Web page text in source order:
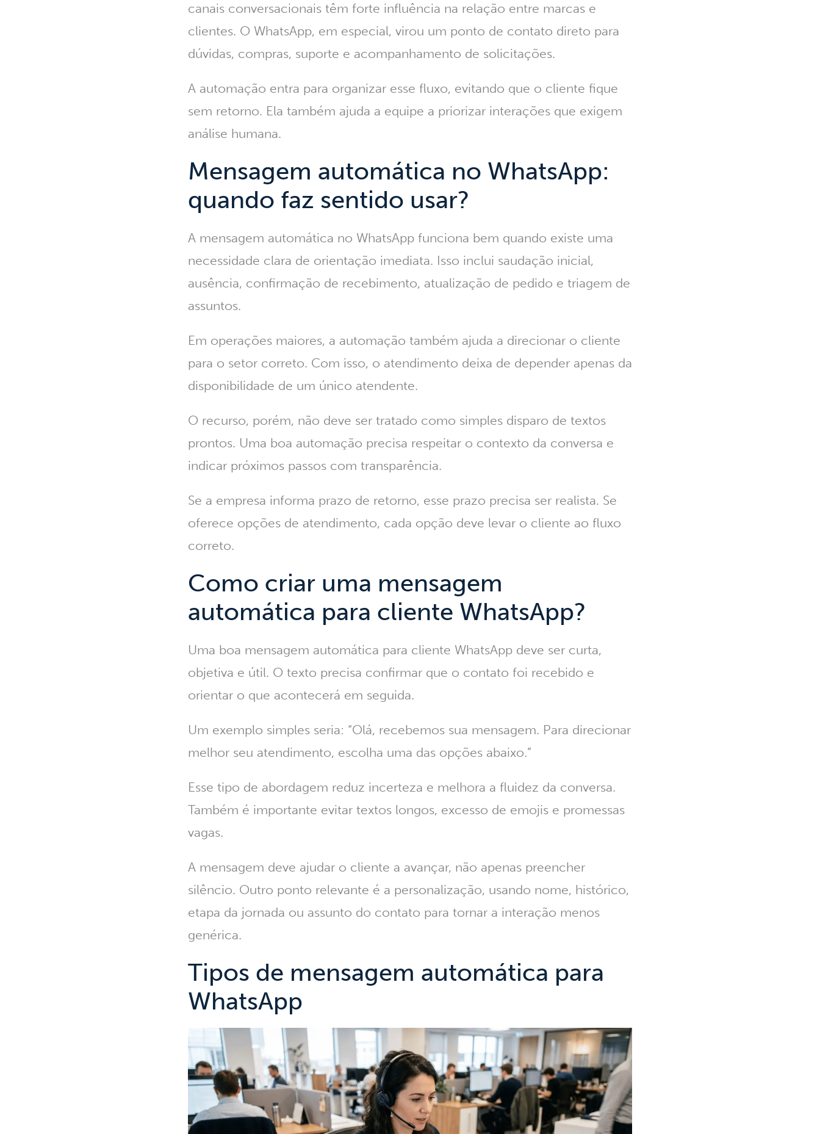
canais conversacionais têm forte influência na relação entre marcas e
clientes. O WhatsApp, em especial, virou um ponto de contato direto para
dúvidas, compras, suporte e acompanhamento de solicitações.
A automação entra para organizar esse fluxo, evitando que o cliente fique
sem retorno. Ela também ajuda a equipe a priorizar interações que exigem
análise humana.
Mensagem automática no WhatsApp:
quando faz sentido usar?
A mensagem automática no WhatsApp funciona bem quando existe uma
necessidade clara de orientação imediata. Isso inclui saudação inicial,
ausência, confirmação de recebimento, atualização de pedido e triagem de
assuntos.
Em operações maiores, a automação também ajuda a direcionar o cliente
para o setor correto. Com isso, o atendimento deixa de depender apenas da
disponibilidade de um único atendente.
O recurso, porém, não deve ser tratado como simples disparo de textos
prontos. Uma boa automação precisa respeitar o contexto da conversa e
indicar próximos passos com transparência.
Se a empresa informa prazo de retorno, esse prazo precisa ser realista. Se
oferece opções de atendimento, cada opção deve levar o cliente ao fluxo
correto.
Como criar uma mensagem
automática para cliente WhatsApp?
Uma boa mensagem automática para cliente WhatsApp deve ser curta,
objetiva e útil. O texto precisa confirmar que o contato foi recebido e
orientar o que acontecerá em seguida.
Um exemplo simples seria: “Olá, recebemos sua mensagem. Para direcionar
melhor seu atendimento, escolha uma das opções abaixo.”
Esse tipo de abordagem reduz incerteza e melhora a fluidez da conversa.
Também é importante evitar textos longos, excesso de emojis e promessas
vagas.
A mensagem deve ajudar o cliente a avançar, não apenas preencher
silêncio. Outro ponto relevante é a personalização, usando nome, histórico,
etapa da jornada ou assunto do contato para tornar a interação menos
genérica.
Tipos de mensagem automática para
WhatsApp